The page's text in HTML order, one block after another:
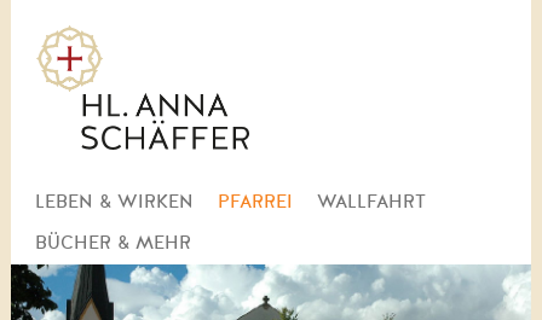
Navigation
LEBEN & WIRKEN PFARREI WALLFAHRT
BÜCHER & MEHR